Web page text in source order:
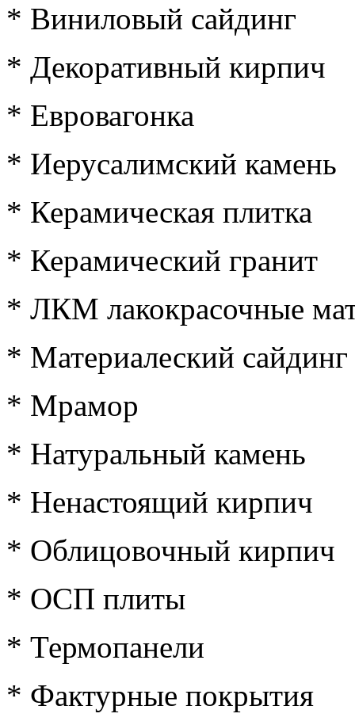
* Виниловый сайдинг
* Декоративный кирпич
* Евровагонка
* Иерусалимский камень
* Керамическая плитка
* Керамический гранит
* ЛКМ лакокрасочные
* Материалеский сайдинг
* Мрамор
* Натуральный камень
* Ненастоящий кирпич
* Облицовочный кирпич
* ОСП плиты
* Термопанели
* Фактурные покрытия